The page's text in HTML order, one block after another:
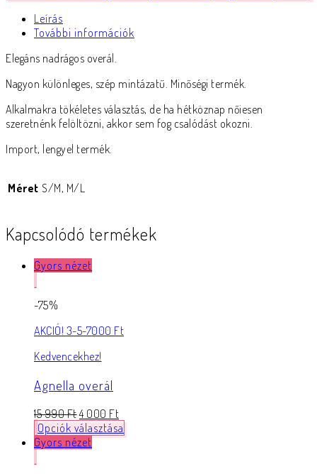
Leírás
További információk
Elegáns nadrágos overál.
Nagyon különleges, szép mintázatű. Minőségi termék.
Alkalmakra tökéletes választás, de ha hétköznap nőiesen
szeretnénk felöltözni, akkor sem fog csalódást okozni.
Import, lengyel termék.
Méret S/M, M/L
Kapcsolódó termékek
Gyors nézet
-75%
AKCIÓ! 3-5-7000 Ft
Kedvencekhez!
Agnella overál
15 990Ft4 000 Ft
Opciók választása
Gyors nézet